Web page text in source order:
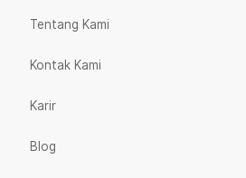
Tentang Kami
Kontak Kami
Karir
Blog